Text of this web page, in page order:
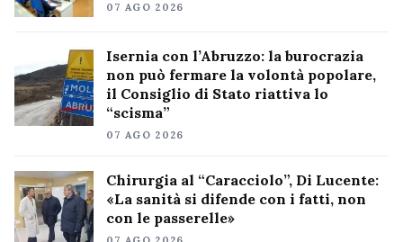
07 AGO 2026
Isernia con l’Abruzzo: la burocrazia
non può fermare la volontà popolare,
il Consiglio di Stato riattiva lo
“scisma”
07 AGO 2026
Chirurgia al “Caracciolo”, Di Lucente:
«La sanità si difende con i fatti, non
con le passerelle»